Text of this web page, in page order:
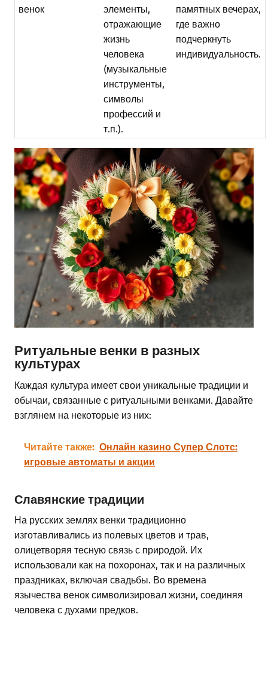
венок
элементы,
отражающие
жизнь
человека
(музыкальные
инструменты,
символы
профессий и
т.п.).
памятных вечерах,
где важно
подчеркнуть
индивидуальность.
Ритуальные венки в разных
культурах
Каждая культура имеет свои уникальные традиции и
обычаи, связанные с ритуальными венками. Давайте
взглянем на некоторые из них:
Читайте также: Онлайн казино Супер Слотс:
игровые автоматы и акции
Славянские традиции
На русских землях венки традиционно
изготавливались из полевых цветов и трав,
олицетворяя тесную связь с природой. Их
использовали как на похоронах, так и на различных
праздниках, включая свадьбы. Во времена
язычества венок символизировал жизни, соединяя
человека с духами предков.